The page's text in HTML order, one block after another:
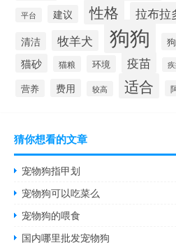
平台 建议 性格 拉布拉
清洁 牧羊犬 狗狗
猫砂 猫粮 环境 疫苗
营养 费用 较高 适合
猜你想看的文章
宠物狗指甲划
宠物狗可以吃菜么
宠物狗的喂食
国内哪里批发宠物狗